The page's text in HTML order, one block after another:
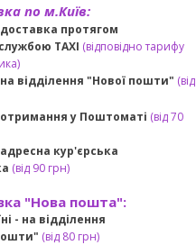
по м.Київ:
протягом
TAXI (відповідно тарифу
відділення "Нової пошти" (від
отримання у Поштоматі (від 70
адресна кур'єрська
(від90 грн)
"Нова пошта":
- на відділення
(від 80 грн)